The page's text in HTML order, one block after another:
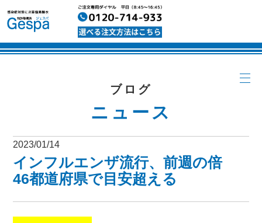
ブログ
ニュース
インフルエンザ流行、前週の倍
46都道府県で目安超える
2023/01/14